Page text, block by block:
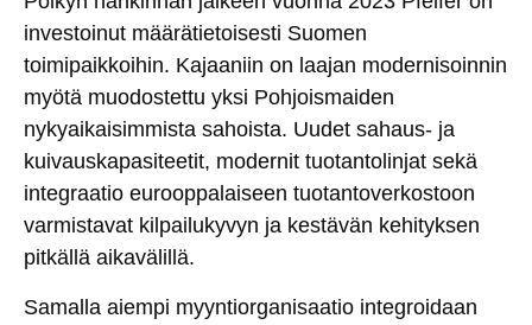
investoinut määrätietoisesti Suomen
toimipaikkoihin. Kajaaniin on laajan modernisoinnin
myötä muodostettu yksi Pohjoismaiden
nykyaikaisimmista sahoista. Uudet sahaus- ja
kuivauskapasiteetit, modernit tuotantolinjat sekä
integraatio eurooppalaiseen tuotantoverkostoon
varmistavat kilpailukyvyn ja kestävän kehityksen
pitkällä aikavälillä.
Samalla aiempi myyntiorganisaatio integroidaan